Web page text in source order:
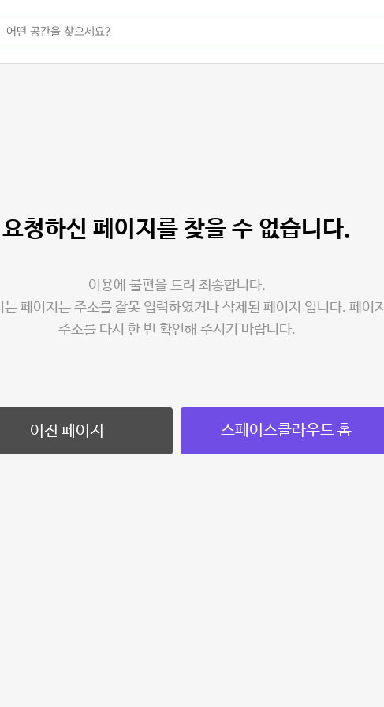
요청하신 페이지를 찾을 수 없습니다.
이용에 불편을 드려 죄송합니다.
는 페이지는 주소를 잘못 입력하였거나 삭제된 페이지 입니다. 페이지
주소를 다시 한 번 확인해 주시기 바랍니다.
이전 페이지 스페이스클라우드 홈